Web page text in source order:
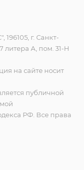
г. Санкт-
литера А, пом. 31-Н
на сайте носит
публичной
РФ. Все права